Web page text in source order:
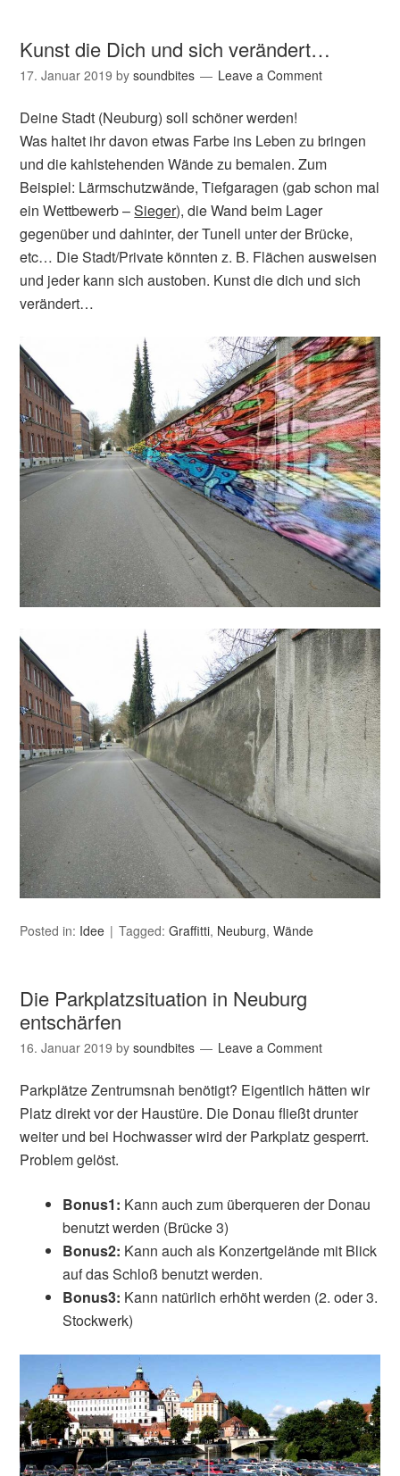
Kunst die Dich und sich verändert…
17. Januar 2019 bysoundbites Leave a Comment
Deine Stadt (Neuburg) soll schöner werden!
Was haltet ihr davon etwas Farbe ins Leben zu bringen
und die kahlstehenden Wände zu bemalen. Zum
Beispiel: Lärmschutzwände, Tiefgaragen (gab schon mal
ein Wettbewerb –Sieger), die Wand beim Lager
gegenüber und dahinter, der Tunell unter der Brücke,
etc… Die Stadt/Private könnten z. B. Flächen ausweisen
und jeder kann sich austoben. Kunst die dich und sich
verändert…
Posted in: Idee Tagged:Graffitti, Neuburg,Wände
Die Parkplatzsituation in Neuburg
entschärfen
16. Januar 2019 bysoundbites Leave a Comment
Parkplätze Zentrumsnah benötigt? Eigentlich hätten wir
Platz direkt vor der Haustüre. Die Donau fließt drunter
weiter und bei Hochwasser wird der Parkplatz gesperrt.
Problem gelöst.
Bonus1: Kann auch zum überqueren der Donau
benutzt werden (Brücke 3)
Bonus2: Kann auch als Konzertgelände mit Blick
auf das Schloß benutzt werden.
Bonus3: Kann natürlich erhöht werden (2. oder 3.
Stockwerk)